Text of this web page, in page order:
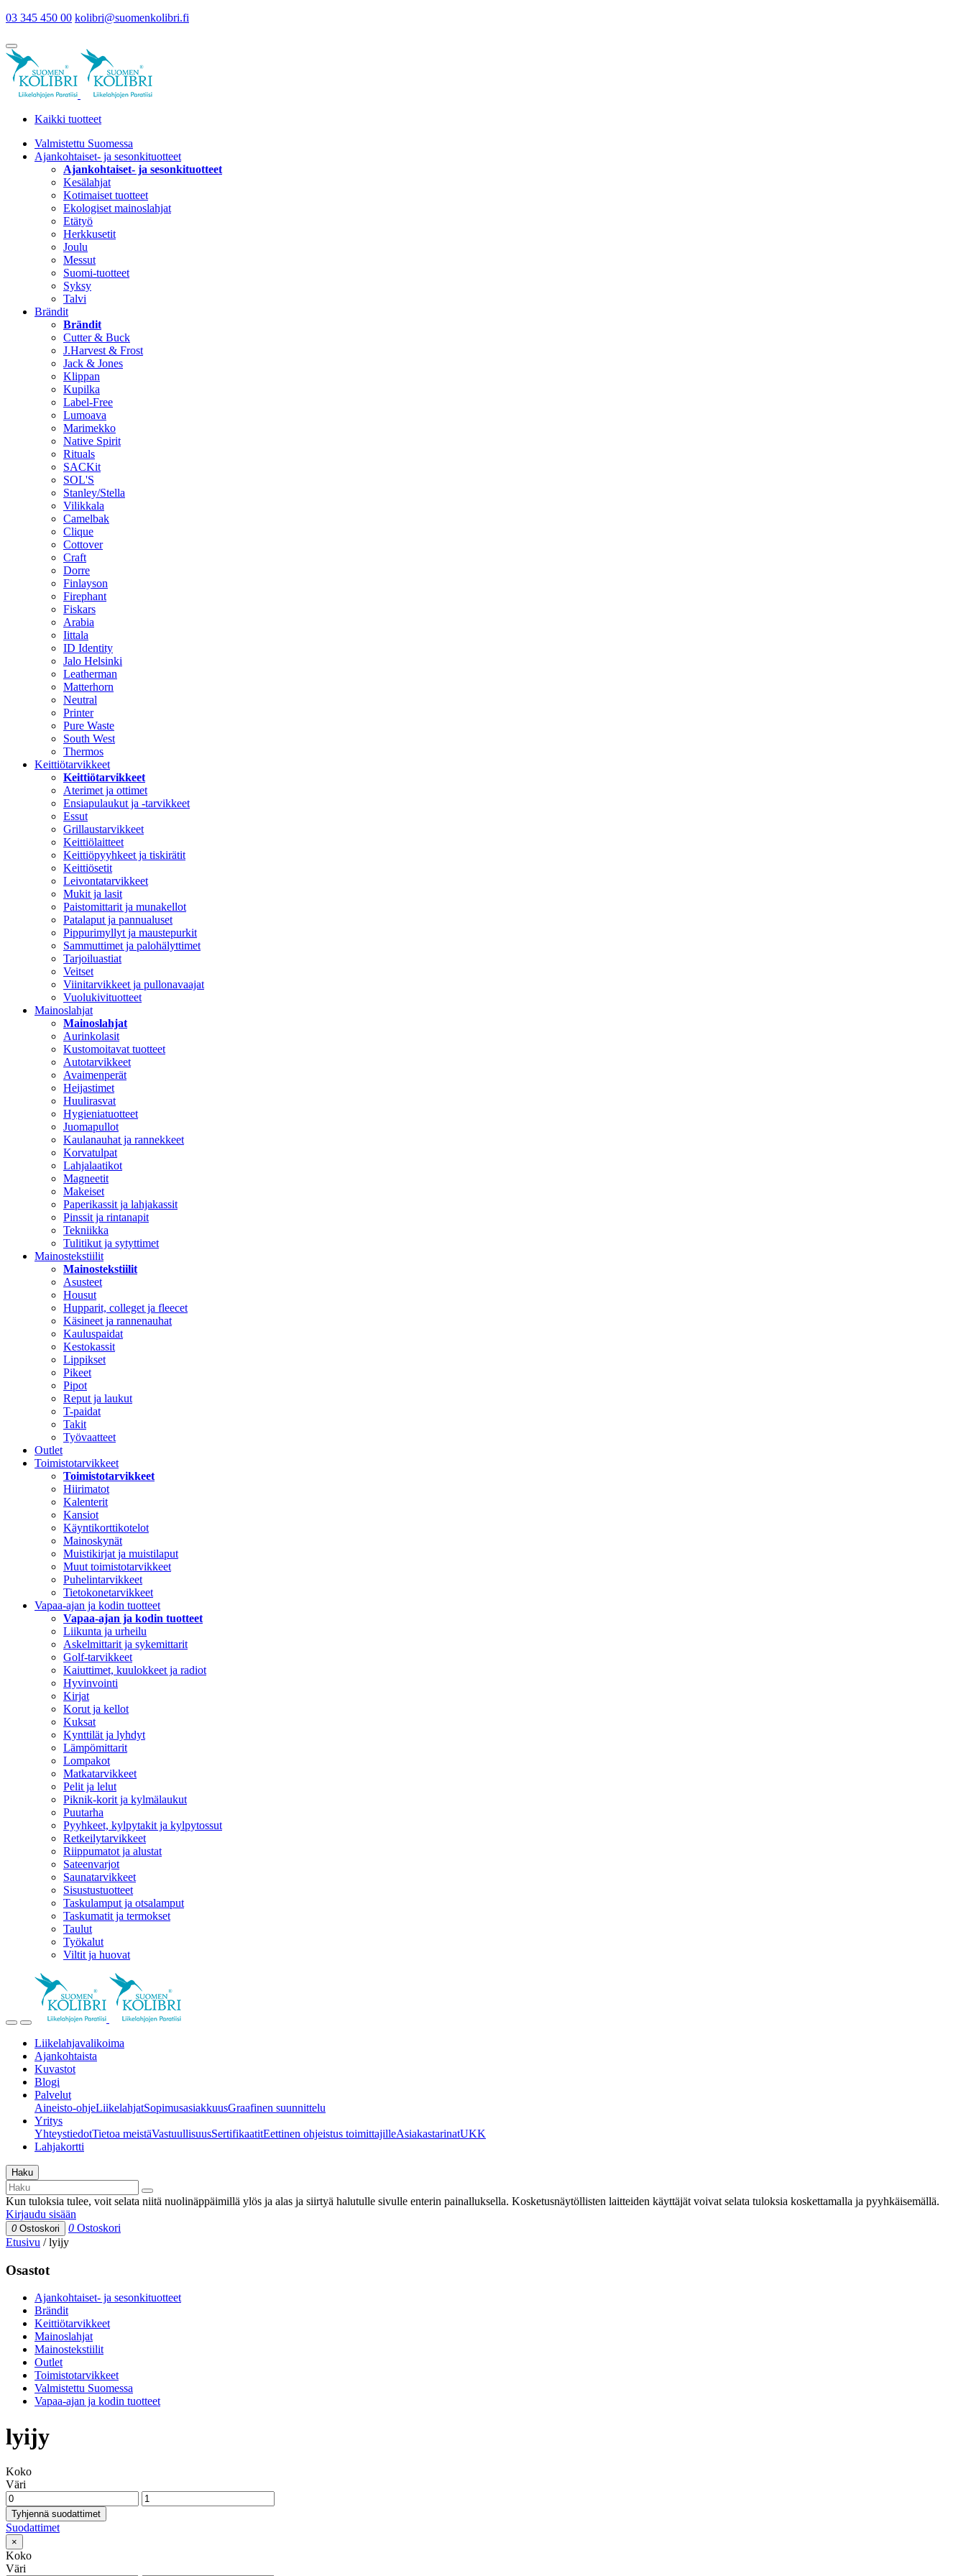
03 345 450 00 kolibri@suomenkolibri.fi
Kaikki tuotteet
Valmistettu Suomessa
Ajankohtaiset- ja sesonkituotteet
Ajankohtaiset- ja sesonkituotteet
Kesälahjat
Kotimaiset tuotteet
Ekologiset mainoslahjat
Etätyö
Herkkusetit
Joulu
Messut
Suomi-tuotteet
Syksy
Talvi
Brändit
Brändit
Cutter & Buck
J.Harvest & Frost
Jack & Jones
Klippan
Kupilka
Label-Free
Lumoava
Marimekko
Native Spirit
Rituals
SACKit
SOL'S
Stanley/Stella
Vilikkala
Camelbak
Clique
Cottover
Craft
Dorre
Finlayson
Firephant
Fiskars
Arabia
Iittala
ID Identity
Jalo Helsinki
Leatherman
Matterhorn
Neutral
Printer
Pure Waste
South West
Thermos
Keittiötarvikkeet
Keittiötarvikkeet
Aterimet ja ottimet
Ensiapulaukut ja -tarvikkeet
Essut
Grillaustarvikkeet
Keittiölaitteet
Keittiöpyyhkeet ja tiskirätit
Keittiösetit
Leivontatarvikkeet
Mukit ja lasit
Paistomittarit ja munakellot
Patalaput ja pannualuset
Pippurimyllyt ja maustepurkit
Sammuttimet ja palohälyttimet
Tarjoiluastiat
Veitset
Viinitarvikkeet ja pullonavaajat
Vuolukivituotteet
Mainoslahjat
Mainoslahjat
Aurinkolasit
Kustomoitavat tuotteet
Autotarvikkeet
Avaimenperät
Heijastimet
Huulirasvat
Hygieniatuotteet
Juomapullot
Kaulanauhat ja rannekkeet
Korvatulpat
Lahjalaatikot
Magneetit
Makeiset
Paperikassit ja lahjakassit
Pinssit ja rintanapit
Tekniikka
Tulitikut ja sytyttimet
Mainostekstiilit
Mainostekstiilit
Asusteet
Housut
Hupparit, colleget ja fleecet
Käsineet ja rannenauhat
Kauluspaidat
Kestokassit
Lippikset
Pikeet
Pipot
Reput ja laukut
T-paidat
Takit
Työvaatteet
Outlet
Toimistotarvikkeet
Toimistotarvikkeet
Hiirimatot
Kalenterit
Kansiot
Käyntikorttikotelot
Mainoskynät
Muistikirjat ja muistilaput
Muut toimistotarvikkeet
Puhelintarvikkeet
Tietokonetarvikkeet
Vapaa-ajan ja kodin tuotteet
Vapaa-ajan ja kodin tuotteet
Liikunta ja urheilu
Askelmittarit ja sykemittarit
Golf-tarvikkeet
Kaiuttimet, kuulokkeet ja radiot
Hyvinvointi
Kirjat
Korut ja kellot
Kuksat
Kynttilät ja lyhdyt
Lämpömittarit
Lompakot
Matkatarvikkeet
Pelit ja lelut
Piknik-korit ja kylmälaukut
Puutarha
Pyyhkeet, kylpytakit ja kylpytossut
Retkeilytarvikkeet
Riippumatot ja alustat
Sateenvarjot
Saunatarvikkeet
Sisustustuotteet
Taskulamput ja otsalamput
Taskumatit ja termokset
Taulut
Työkalut
Viltit ja huovat
Liikelahjavalikoima
Ajankohtaista
Kuvastot
Blogi
Palvelut
Aineisto-ohjeLiikelahjatSopimusasiakkuusGraafinen suunnittelu
Yritys
YhteystiedotTietoa meistäVastuullisuusSertifikaatitEettinen ohjeistus toimittajilleAsiakastarinatUKK
Lahjakortti
Haku
Kun tuloksia tulee, voit selata niitä nuolinäppäimillä ylös ja alas ja siirtyä halutulle sivulle enterin painalluksella. Kosketusnäytöllisten laitteiden käyttäjät voivat selata tuloksia koskettamalla ja pyyhkäisemällä.
Kirjaudu sisään
0 Ostoskori 0 Ostoskori
Etusivu /lyijy
Osastot
Ajankohtaiset- ja sesonkituotteet
Brändit
Keittiötarvikkeet
Mainoslahjat
Mainostekstiilit
Outlet
Toimistotarvikkeet
Valmistettu Suomessa
Vapaa-ajan ja kodin tuotteet
lyijy
Koko
Väri
Tyhjennä suodattimet
Suodattimet
×
Koko
Väri